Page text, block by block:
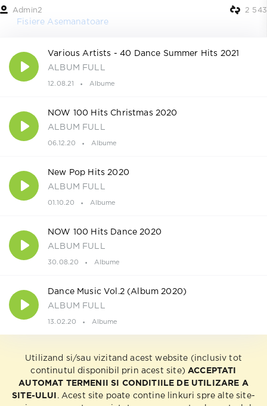
Admin2 2 543
Fisiere Asemanatoare
Various Artists - 40 Dance Summer Hits 2021
ALBUM FULL
12.08.21 Albume
NOW 100 Hits Christmas 2020
ALBUM FULL
06.12.20 Albume
New Pop Hits 2020
ALBUM FULL
01.10.20 Albume
NOW 100 Hits Dance 2020
ALBUM FULL
30.08.20 Albume
Dance Music Vol.2 (Album 2020)
ALBUM FULL
13.02.20 Albume
Utilizand si/sau vizitand acest website (inclusiv tot
continutul disponibil prin acest site) ACCEPTATI
AUTOMAT TERMENII SI CONDITIILE DE UTILIZARE A
SITE-ULUI
. Acest site poate contine linkuri spre alte site-